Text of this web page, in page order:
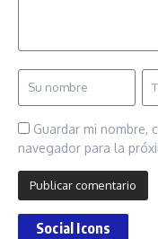
Guardar mi nombre,
navegador para la
Social Icons